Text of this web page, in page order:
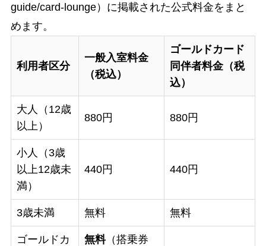
guide/card-lounge）に掲載された公式料金をまと
めます。
利用者区分
一般入室料金
（税込）
ゴールドカード
同伴者料金（税
込）
大人（12歳
以上）
880円 880円
小人（3歳
以上12歳未
満）
440円 440円
3歳未満 無料 無料
ゴールドカ 無料（搭乗券